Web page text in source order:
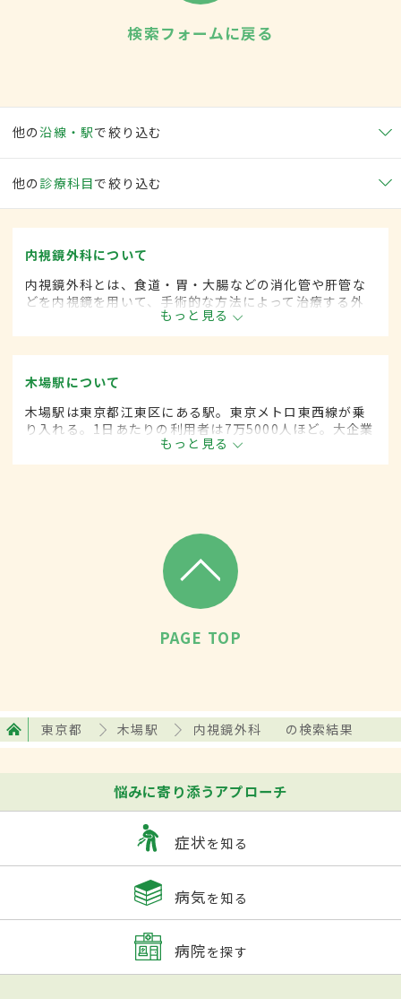
検索フォームに戻る
他の沿線・駅で絞り込む
他の 診療科目で絞り込む
内視鏡外科について
内視鏡外科とは、食道・胃・大腸などの消化管や肝管な
どを内視鏡を用いて、手術的な方法によって治療する外
科の一領域です。胃がん、大腸がん、肺がん、甲状腺が
ん、肝臓がんなどさまざまな領域に広がってきていま
す。
もっと見る
木場駅について
木場駅は東京都江東区にある駅。東京メトロ東西線が乗
り入れる。1日あたりの利用者は7万5000人ほど。大企業
の本社が移転してきたことにより、利用者は近年増加。
通勤ラッシュ時の混雑に対応できるよう、同駅では大規
もっと見る
PAGE TOP
東京都 木場駅 内視鏡外科 の検索結果
悩みに寄り添うアプローチ
症状を知る
病気を知る
病院を探す